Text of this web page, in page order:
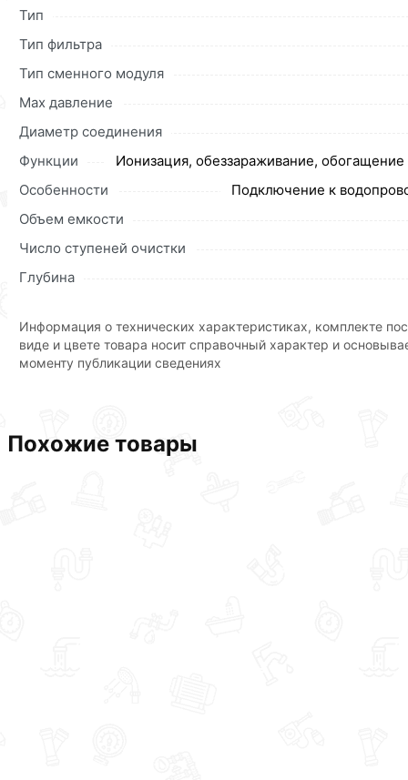
Наши профессиональные менеджеры обработают заказ и
описанием, характеристиками и отзывами.
Данний товар от производителя
сертифицирован,
купленного товарa в течение 30 дней (наличие чека
Тип
Тип фильтра
Тип сменного модуля
Max давление
Диаметр соединения
Функции
Ионизация, обеззараживание,
Особенности
Подключение к
Объем емкости
Число ступеней очистки
Глубина
Информация о технических характеристиках, комплекте
виде и цвете товара носит справочный характер и
моменту публикации сведениях
Похожие товары